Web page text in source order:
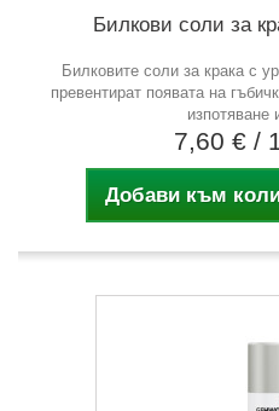
Билкови соли за
Билковите соли за крака с
превентират появата на
изпотяване
7,60 € /
Добави към